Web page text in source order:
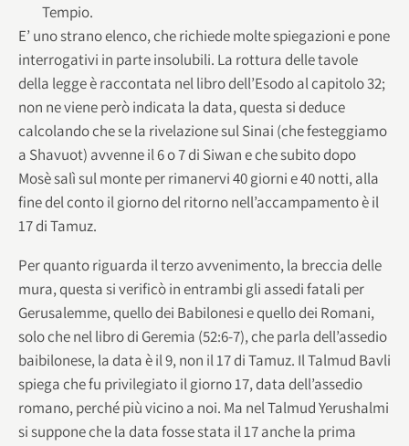
Tempio.
E’ uno strano elenco, che richiede molte spiegazioni e pone
interrogativi in parte insolubili. La rottura delle tavole
della legge è raccontata nel libro dell’Esodo al capitolo 32;
non ne viene però indicata la data, questa si deduce
calcolando che se la rivelazione sul Sinai (che festeggiamo
a Shavuot) avvenne il 6 o 7 di Siwan e che subito dopo
Mosè salì sul monte per rimanervi 40 giorni e 40 notti, alla
fine del conto il giorno del ritorno nell’accampamento è il
17 di Tamuz.
Per quanto riguarda il terzo avvenimento, la breccia delle
mura, questa si verificò in entrambi gli assedi fatali per
Gerusalemme, quello dei Babilonesi e quello dei Romani,
solo che nel libro di Geremia (52:6-7), che parla dell’assedio
baibilonese, la data è il 9, non il 17 di Tamuz. Il Talmud Bavli
spiega che fu privilegiato il giorno 17, data dell’assedio
romano, perché più vicino a noi. Ma nel Talmud Yerushalmi
si suppone che la data fosse stata il 17 anche la prima